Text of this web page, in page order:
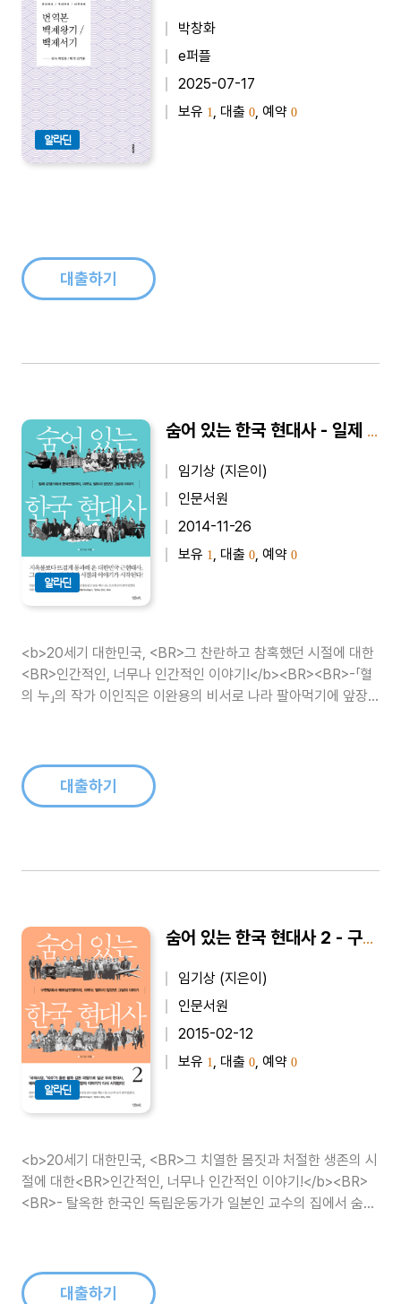
알라딘
박창화
e퍼플
2025-07-17
보유 1 , 대출 0 , 예약 0
대출하기
알라딘
숨어 있는 한국 현대사 - 일제 강점기에서 한국전쟁까지, 아무도 말하지 않았던 그날의 이야기
임기상 (지은이)
인문서원
2014-11-26
보유 1 , 대출 0 , 예약 0
<b>20세기 대한민국, <BR>그 찬란하고 참혹했던 시절에 대한
<BR>인간적인, 너무나 인간적인 이야기!</b><BR><BR>-「혈
의 누」의 작가 이인직은 이완용의 비서로 나라 팔아먹기에 앞장
대출하기
알라딘
숨어 있는 한국 현대사 2 - 구한말에서 베트남전쟁까지, 아무도 말하지 않았던 그날의 이야기
임기상 (지은이)
인문서원
2015-02-12
보유 1 , 대출 0 , 예약 0
<b>20세기 대한민국, <BR>그 치열한 몸짓과 처절한 생존의 시
절에 대한<BR>인간적인, 너무나 인간적인 이야기!</b><BR>
<BR>- 탈옥한 한국인 독립운동가가 일본인 교수의 집에서 숨어
대출하기